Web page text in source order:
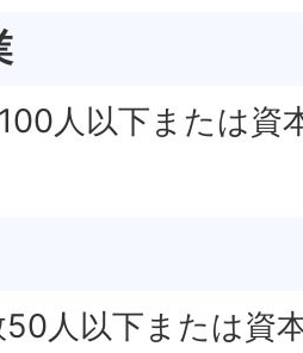
人以下または資
50人以下または資